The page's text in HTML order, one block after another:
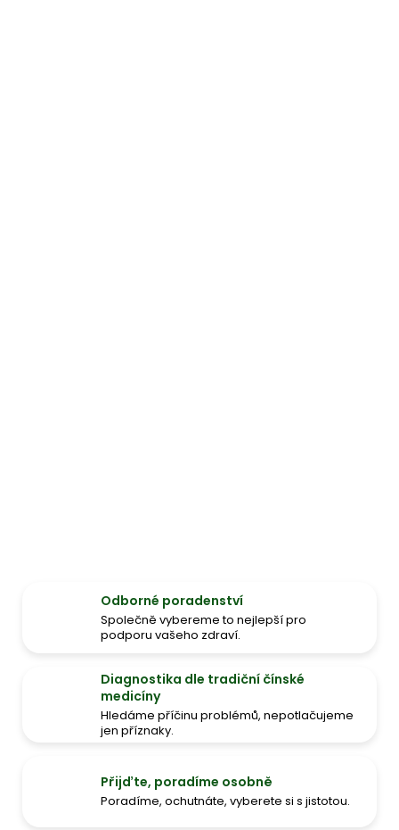
Odborné poradenství
Společně vybereme to nejlepší pro
podporu vašeho zdraví.
Diagnostika dle tradiční čínské
medicíny
Hledáme příčinu problémů, nepotlačujeme
jen příznaky.
Přijďte, poradíme osobně
Poradíme, ochutnáte, vyberete si s jistotou.